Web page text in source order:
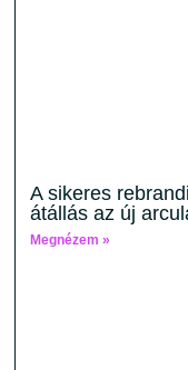
A sikeres
átállás az új
Megnézem »